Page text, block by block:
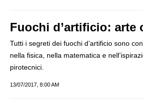
Fuochi d’artificio: arte
Tutti i segreti dei fuochi d’artificio sono
nella fisica, nella matematica e
pirotecnici.
13/07/2017, 8:00 AM